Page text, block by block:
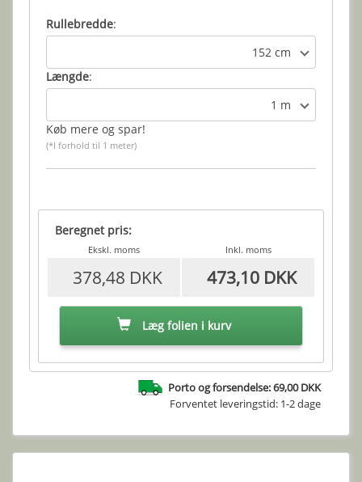
Rullebredde:
152 cm
Længde:
1 m
Køb mere og spar!
(*I forhold til 1 meter)
Beregnet pris:
Ekskl. moms Inkl. moms
378,48 DKK 473,10 DKK
Læg folien i kurv
Porto og forsendelse: 69,00 DKK
Forventet leveringstid: 1-2 dage